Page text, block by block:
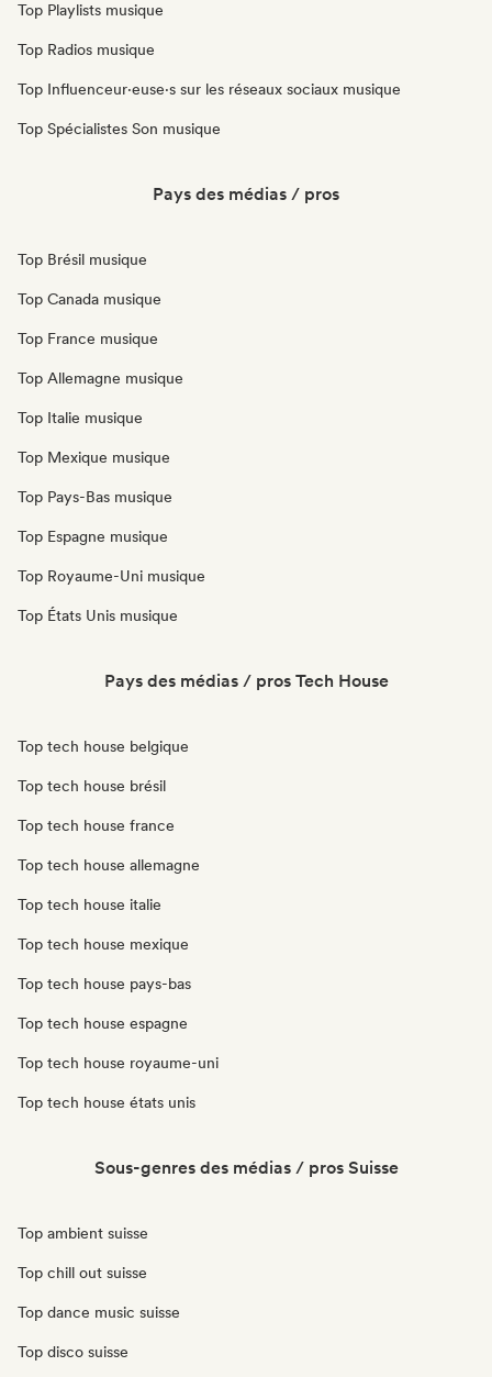
Top Playlists musique
Top Radios musique
Top Influenceur·euse·s sur les réseaux sociaux musique
Top Spécialistes Son musique
Pays des médias / pros
Top Brésil musique
Top Canada musique
Top France musique
Top Allemagne musique
Top Italie musique
Top Mexique musique
Top Pays-Bas musique
Top Espagne musique
Top Royaume-Uni musique
Top États Unis musique
Pays des médias / pros Tech House
Top tech house belgique
Top tech house brésil
Top tech house france
Top tech house allemagne
Top tech house italie
Top tech house mexique
Top tech house pays-bas
Top tech house espagne
Top tech house royaume-uni
Top tech house états unis
Sous-genres des médias / pros Suisse
Top ambient suisse
Top chill out suisse
Top dance music suisse
Top disco suisse